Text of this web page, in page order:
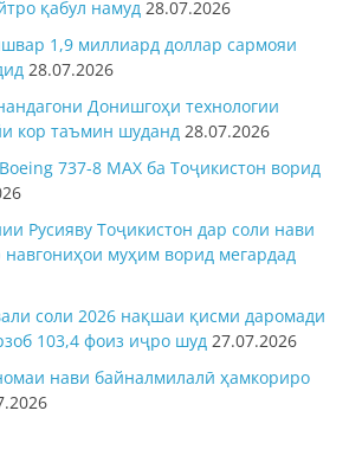
қабул намуд 28.07.2026
1,9 миллиард доллар сармояи
28.07.2026
Донишгоҳи технологии
кор таъмин шуданд 28.07.2026
737-8 MAX ба Тоҷикистон ворид
Русияву Тоҷикистон дар соли нави
навгониҳои муҳим ворид мегардад
соли 2026 нақшаи қисми даромади
103,4 фоиз иҷро шуд 27.07.2026
нави байналмилалӣ ҳамкориро